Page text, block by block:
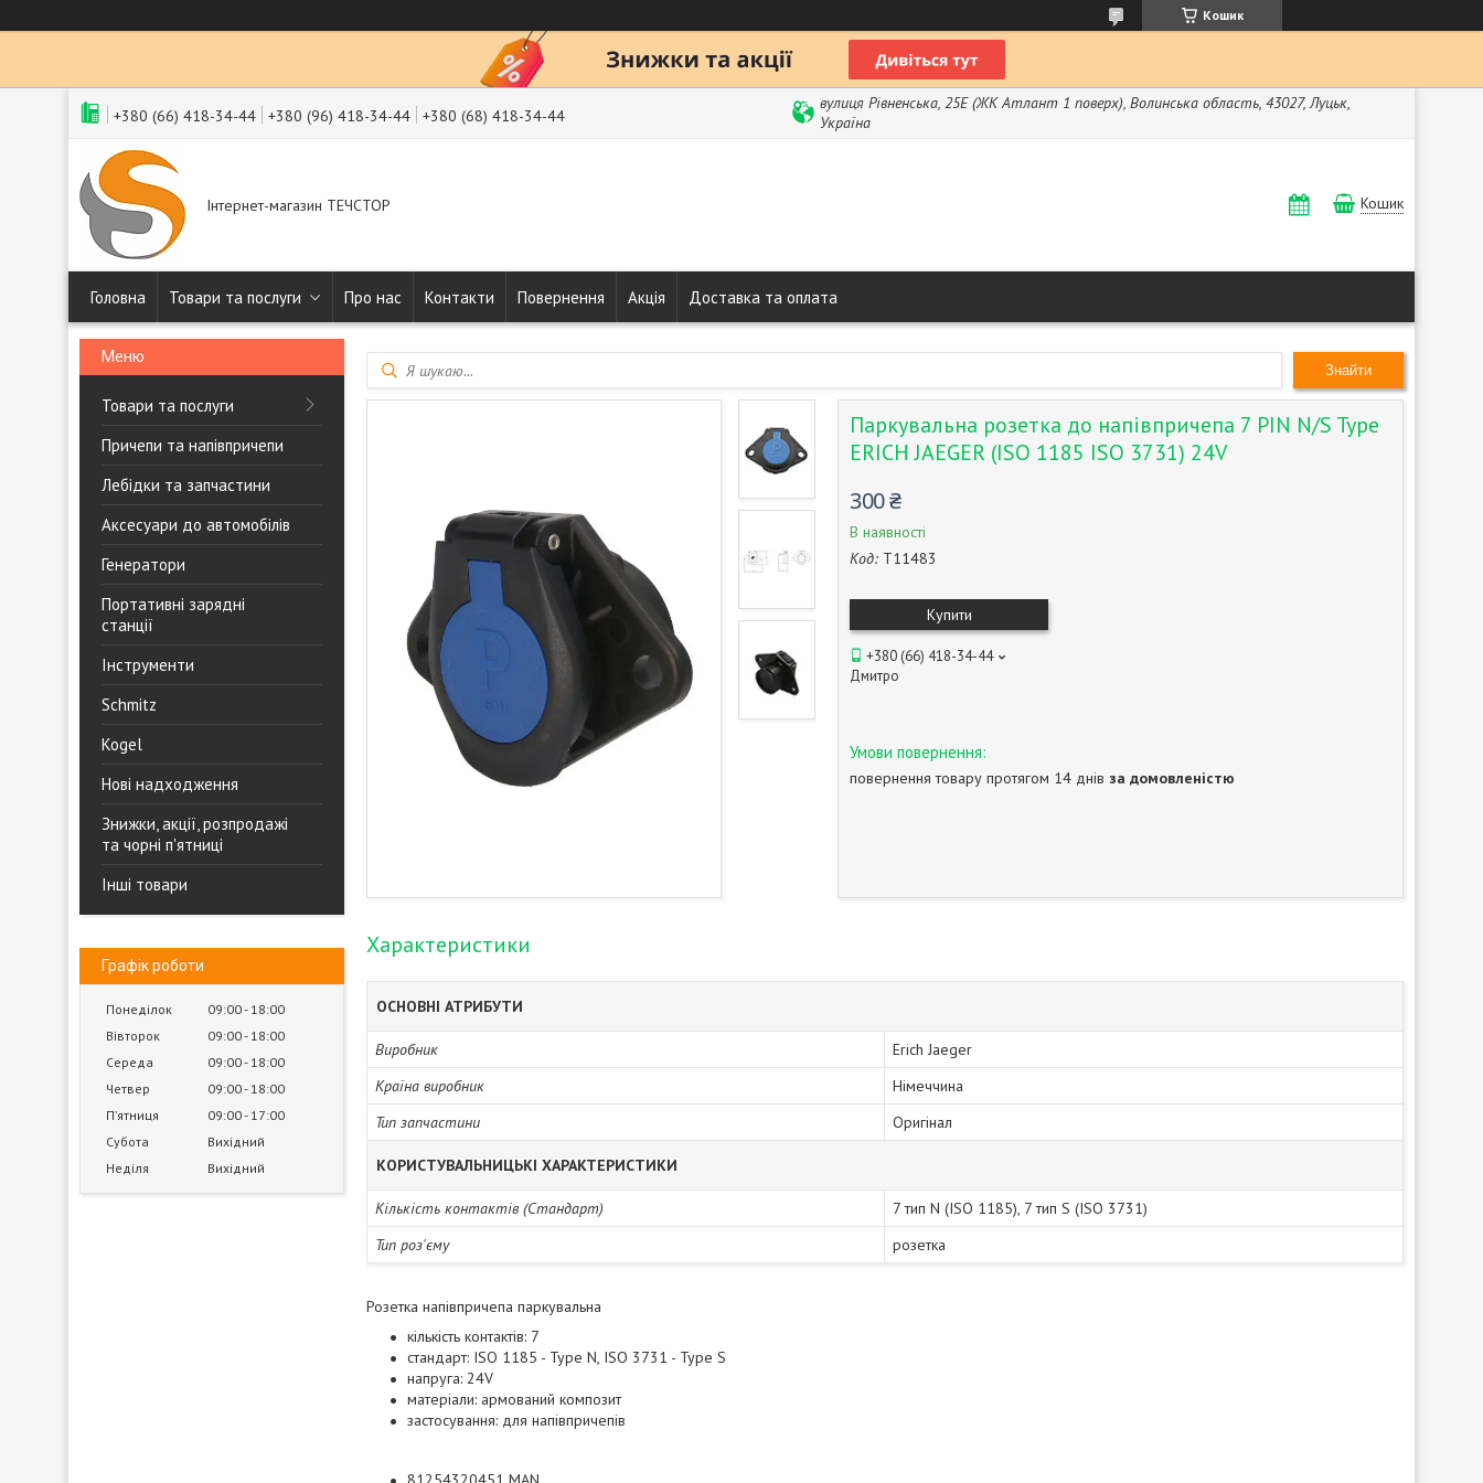
Кошик
+380 (66) 418-34-44 +380 (96) 418-34-44 +380 (68) 418-34-44
вулиця Рівненська, 25Е (ЖК Атлант 1 поверх), Волинська область, 43027, Луцьк,
Україна
Інтернет-магазин ТЕЧСТОР Кошик
Головна Товари та послуги Про нас Контакти Повернення Акція Доставка та оплата
Товари та послуги
Причепи та напівпричепи
Лебідки та запчастини
Аксесуари до автомобілів
Генератори
Портативні зарядні
станції
Інструменти
Schmitz
Kogel
Нові надходження
Знижки, акції, розпродажі
та чорні п'ятниці
Інші товари
Графік роботи
Понеділок 09:00 18:00
Вівторок
09:00 18:00
Середа
09:00 18:00
Четвер
09:00 18:00
Пʼятниця
09:00 17:00
Субота
Вихідний
Неділя
Вихідний
Знайти
Паркувальна розетка до напівпричепа 7 PIN N/S Type
ERICH JAEGER (ISO 1185 ISO 3731) 24V
300 ₴
В наявності
Код: T11483
Купити
+380 (66) 418-34-44
Дмитро
повернення товару протягом 14 днів за домовленістю
Характеристики
ОСНОВНІ АТРИБУТИ
Виробник
Erich Jaeger
Країна виробник
Німеччина
Тип запчастини
Оригінал
КОРИСТУВАЛЬНИЦЬКІ ХАРАКТЕРИСТИКИ
Кількість контактів (Стандарт)
7 тип N (ISO 1185), 7 тип S (ISO 3731)
Тип роз'єму
розетка
Розетка напівпричепа паркувальна
кількість контактів: 7
стандарт: ISO 1185 - Type N, ISO 3731 - Type S
напруга: 24V
матеріали: армований композит
застосування: для напівпричепів